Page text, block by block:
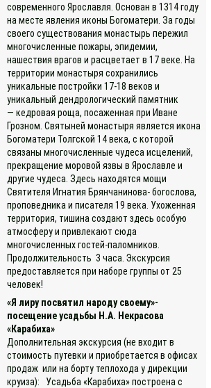
современного Ярославля. Основан в 1314 году
на месте явления иконы Богоматери. За годы
своего существования монастырь пережил
многочисленные пожары, эпидемии,
нашествия врагов и расцветает в 17 веке. На
территории монастыря сохранились
уникальные постройки 17-18 веков и
уникальный дендрологический памятник
— кедровая роща, посаженная при Иване
Грозном. Святыней монастыря является икона
Богоматери Толгской 14 века, с которой
связаны многочисленные чудеса исцелений,
прекращение моровой язвы в Ярославле и
другие чудеса. Здесь находятся мощи
Святителя Игнатия Брянчанинова- богослова,
проповедника и писателя 19 века. Ухоженная
территория, тишина создают здесь особую
атмосферу и привлекают сюда
многочисленных гостей-паломников.
Продолжительность 3 часа. Экскурсия
предоставляется при наборе группы от 25
человек!
«Я лиру посвятил народу своему»-
посещение усадьбы Н.А. Некрасова
«Карабиха»
Дополнительная экскурсия (не входит в
стоимость путевки и приобретается в офисах
продаж или на борту теплохода у дирекции
круиза): Усадьба «Карабиха» построена с